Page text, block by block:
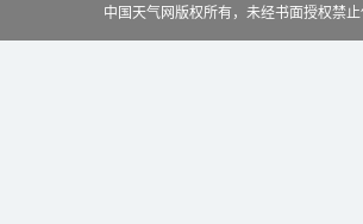
中国天气网版权所有，未经书面授权